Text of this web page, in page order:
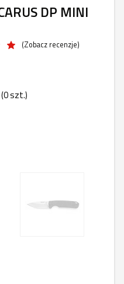
DP MINI
(Zobacz recenzje)
(0szt.)